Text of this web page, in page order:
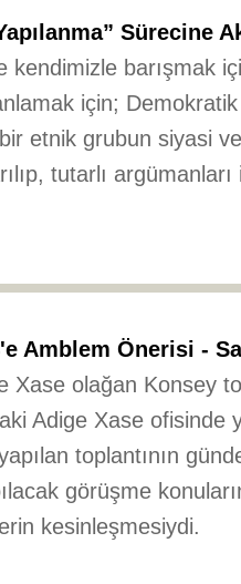
Sürecine
kendimizle barışmak
için;
etnik grubun siyasi
tutarlı
Amblem Önerisi -
Xase olağan Konsey
Adige Xase ofisinde
toplantının
görüşme
kesinleşmesiydi.